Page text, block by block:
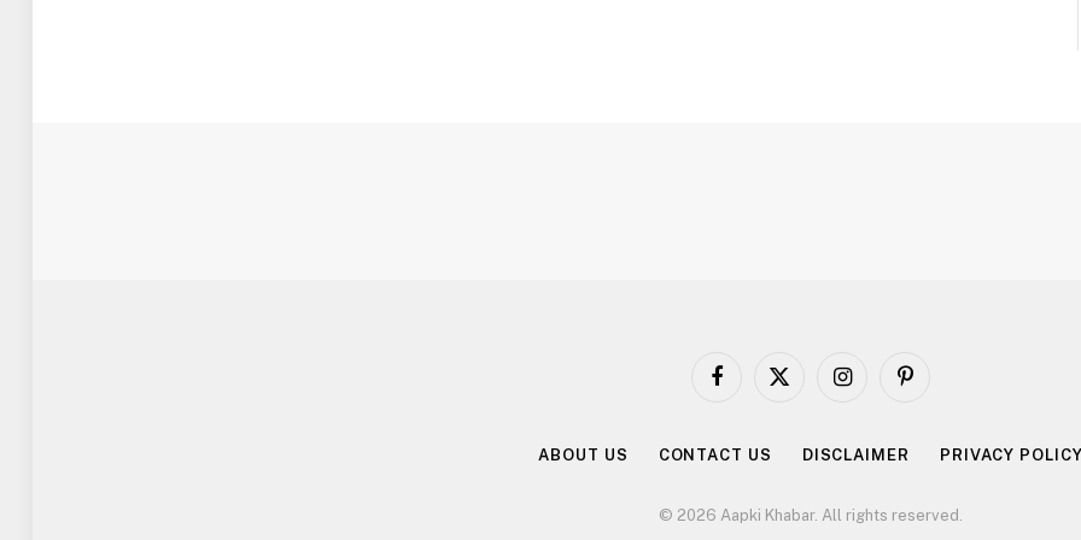
Facebook
X
InstagramPinterest
ABOUT US CONTACT US DISCLAIMER PRIVACY POLICY
© 2026 Aapki Khabar. All rights reserved.